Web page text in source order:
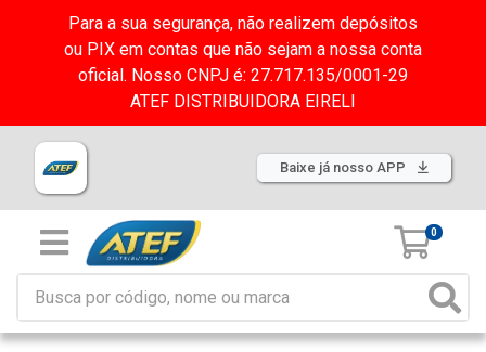
Para a sua segurança, não realizem depósitos
ou PIX em contas que não sejam a nossa conta
oficial. Nosso CNPJ é: 27.717.135/0001-29
ATEF DISTRIBUIDORA EIRELI
Baixe já nosso APP
0